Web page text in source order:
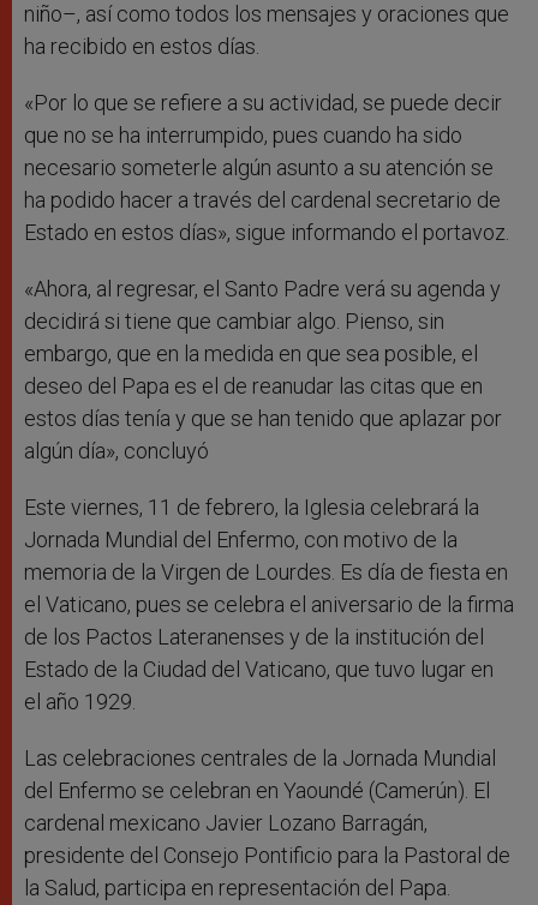
niño–, así como todos los mensajes y oraciones que
ha recibido en estos días.
«Por lo que se refiere a su actividad, se puede decir
que no se ha interrumpido, pues cuando ha sido
necesario someterle algún asunto a su atención se
ha podido hacer a través del cardenal secretario de
Estado en estos días», sigue informando el portavoz.
«Ahora, al regresar, el Santo Padre verá su agenda y
decidirá si tiene que cambiar algo. Pienso, sin
embargo, que en la medida en que sea posible, el
deseo del Papa es el de reanudar las citas que en
estos días tenía y que se han tenido que aplazar por
algún día», concluyó
Este viernes, 11 de febrero, la Iglesia celebrará la
Jornada Mundial del Enfermo, con motivo de la
memoria de la Virgen de Lourdes. Es día de fiesta en
el Vaticano, pues se celebra el aniversario de la firma
de los Pactos Lateranenses y de la institución del
Estado de la Ciudad del Vaticano, que tuvo lugar en
el año 1929.
Las celebraciones centrales de la Jornada Mundial
del Enfermo se celebran en Yaoundé (Camerún). El
cardenal mexicano Javier Lozano Barragán,
presidente del Consejo Pontificio para la Pastoral de
la Salud, participa en representación del Papa.